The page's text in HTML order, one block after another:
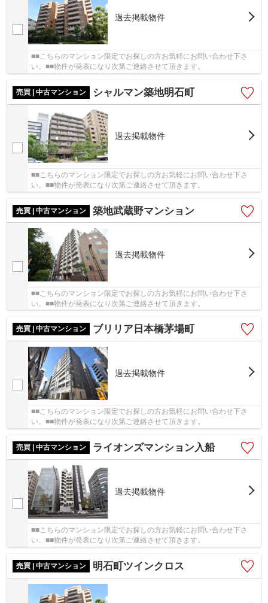
過去掲載物件
■■こちらのマンション限定でお探しの方お気軽にお問い合わせ下さ
い。■■物件が発表になり次第ご連絡させて頂きます。
売買 | 中古マンション シャルマン築地明石町
過去掲載物件
■■こちらのマンション限定でお探しの方お気軽にお問い合わせ下さ
い。■■物件が発表になり次第ご連絡させて頂きます。
売買 | 中古マンション 築地武蔵野マンション
過去掲載物件
■■こちらのマンション限定でお探しの方お気軽にお問い合わせ下さ
い。■■物件が発表になり次第ご連絡させて頂きます。
売買 | 中古マンション ブリリア日本橋茅場町
過去掲載物件
■■こちらのマンション限定でお探しの方お気軽にお問い合わせ下さ
い。■■物件が発表になり次第ご連絡させて頂きます。
売買 | 中古マンション ライオンズマンション入船
過去掲載物件
■■こちらのマンション限定でお探しの方お気軽にお問い合わせ下さ
い。■■物件が発表になり次第ご連絡させて頂きます。
売買 | 中古マンション 明石町ツインクロス